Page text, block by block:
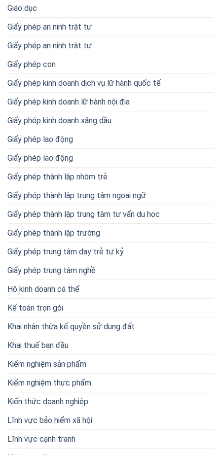
Giáo dục
Giấy phép an ninh trật tự
Giấy phép an ninh trật tự
Giấy phép con
Giấy phép kinh doanh dịch vụ lữ hành quốc tế
Giấy phép kinh doanh lữ hành nội địa
Giấy phép kinh doanh xăng dầu
Giấy phép lao động
Giấy phép lao động
Giấy phép thành lập nhóm trẻ
Giấy phép thành lập trung tâm ngoại ngữ
Giấy phép thành lập trung tâm tư vấn du học
Giấy phép thành lập trường
Giấy phép trung tâm dạy trẻ tự kỷ
Giấy phép trung tâm nghề
Hộ kinh doanh cá thể
Kế toán trọn gói
Khai nhận thừa kế quyền sử dụng đất
Khai thuế ban đầu
Kiểm nghiệm sản phẩm
Kiểm nghiệm thực phẩm
Kiến thức doanh nghiêp
Lĩnh vực bảo hiểm xã hội
Lĩnh vực cạnh tranh